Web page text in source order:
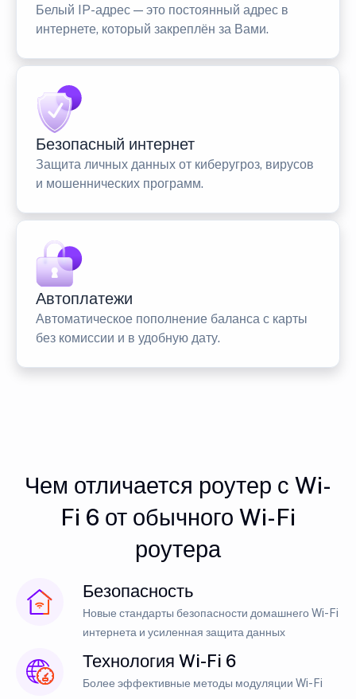
Белый IP-адрес — это постоянный адрес в
интернете, который закреплён за Вами.
Безопасный интернет
Защита личных данных от киберугроз, вирусов
и мошеннических программ.
Автоплатежи
Автоматическое пополнение баланса с карты
без комиссии и в удобную дату.
Чем отличается роутер с Wi-
Fi 6 от обычного Wi-Fi
роутера
Безопасность
Новые стандарты безопасности домашнего Wi-Fi
интернета и усиленная защита данных
Технология Wi-Fi 6
Более эффективные методы модуляции Wi-Fi